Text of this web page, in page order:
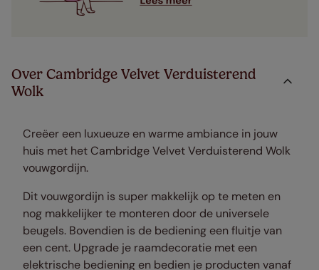
Over Cambridge Velvet Verduisterend
Wolk
Creëer een luxueuze en warme ambiance in jouw
huis met het Cambridge Velvet Verduisterend Wolk
vouwgordijn.
Dit vouwgordijn is super makkelijk op te meten en
nog makkelijker te monteren door de universele
beugels. Bovendien is de bediening een fluitje van
een cent. Upgrade je raamdecoratie met een
elektrische bediening en bedien je producten vanaf